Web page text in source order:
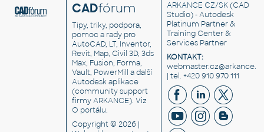
CADfórum
Tipy, triky, podpora,
pomoc a rady pro
AutoCAD, LT, Inventor,
Revit, Map, Civil 3D, 3ds
Max, Fusion, Forma,
Vault, PowerMill a další
Autodesk aplikace
(community support
firmy ARKANCE). Viz
O portálu.
Copyright © 2026 |
ARKANCE CZ/SK(CAD
Studio) - Autodesk
Platinum Partner &
Training Center &
Services Partner
KONTAKT:
| tel. +420 910 970 111